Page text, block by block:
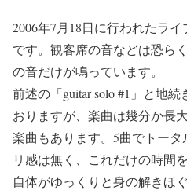
2006年7月18日に行われたラ
です。観客席の音などは恐ら
の音だけが鳴っています。
前述の「guitar solo #1」と地
おりますが、楽曲は幾分か長
楽曲もあります。5曲でトー
リ感は無く、これだけの時間
自体がゆっくりと身の解きほ